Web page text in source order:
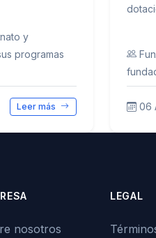
y
programas
Leer más 06
nosotros
LEGAL